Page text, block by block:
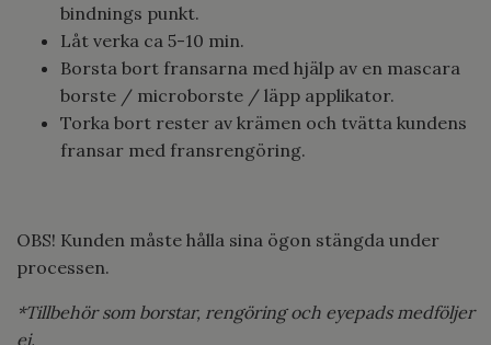
bindnings punkt.
Låt verka ca 5-10 min.
Borsta bort fransarna med hjälp av en mascara
borste / microborste / läpp applikator.
Torka bort rester av krämen och tvätta kundens
fransar med fransrengöring.
OBS! Kunden måste hålla sina ögon stängda under
processen.
*Tillbehör som borstar, rengöring och eyepads medföljer
ej.